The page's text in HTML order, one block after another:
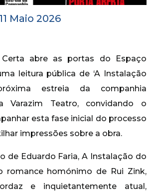
Maio 2026
abre as portas do Espaço
leitura pública de ‘A Instalação
estreia da companhia
Varazim Teatro, convidando o
esta fase inicial do processo
impressões sobre a obra.
de Eduardo Faria, A Instalação do
romance homónimo de Rui Zink,
e inquietantemente atual,